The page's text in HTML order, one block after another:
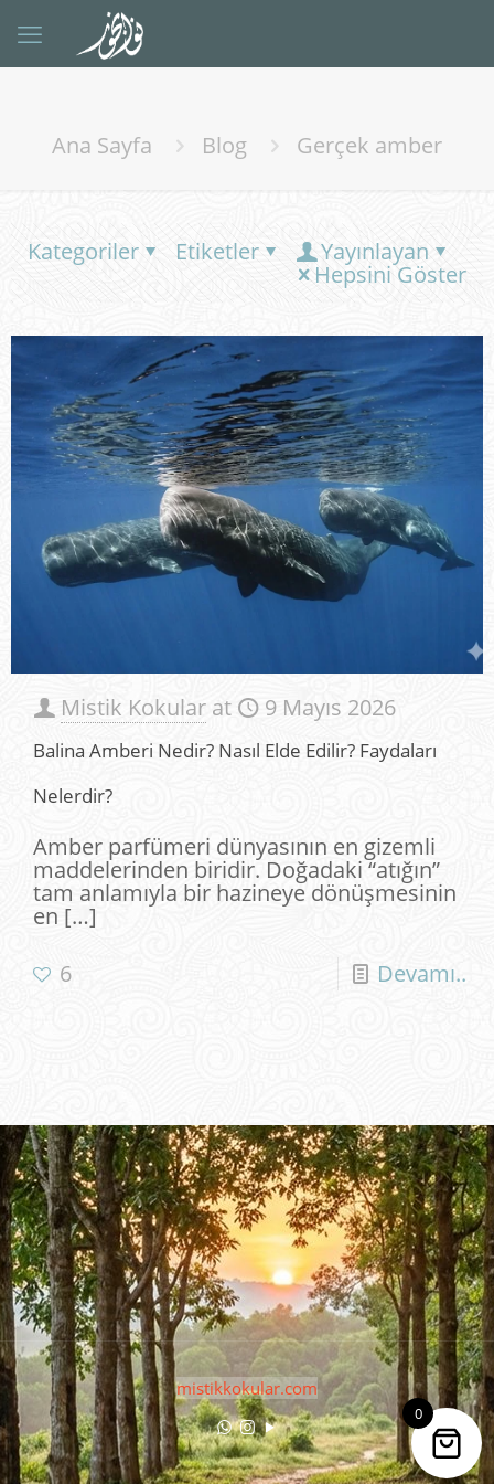
Ana Sayfa Blog Gerçek amber
Kategoriler Etiketler Yayınlayan
Hepsini Göster
Mistik Kokular at 9 Mayıs 2026
Balina Amberi Nedir? Nasıl Elde Edilir? Faydaları
Nelerdir?
Amber parfümeri dünyasının en gizemli
maddelerinden biridir. Doğadaki “atığın”
tam anlamıyla bir hazineye dönüşmesinin
en […]
6
Devamı..
mistikkokular.com
0